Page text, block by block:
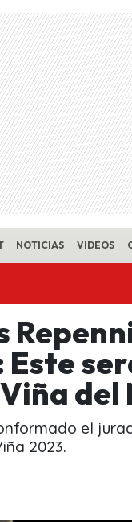
NOTICIAS VIDEOS
del
el
2023.